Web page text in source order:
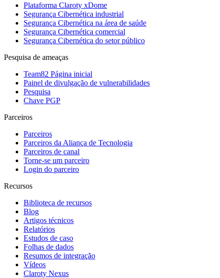
Plataforma Claroty xDome
Segurança Cibernética industrial
Segurança Cibernética na área de saúde
Segurança Cibernética comercial
Segurança Cibernética do setor público
Pesquisa de ameaças
Team82 Página inicial
Painel de divulgação de vulnerabilidades
Pesquisa
Chave PGP
Parceiros
Parceiros
Parceiros da Aliança de Tecnologia
Parceiros de canal
Torne-se um parceiro
Login do parceiro
Recursos
Biblioteca de recursos
Blog
Artigos técnicos
Relatórios
Estudos de caso
Folhas de dados
Resumos de integração
Vídeos
Claroty Nexus